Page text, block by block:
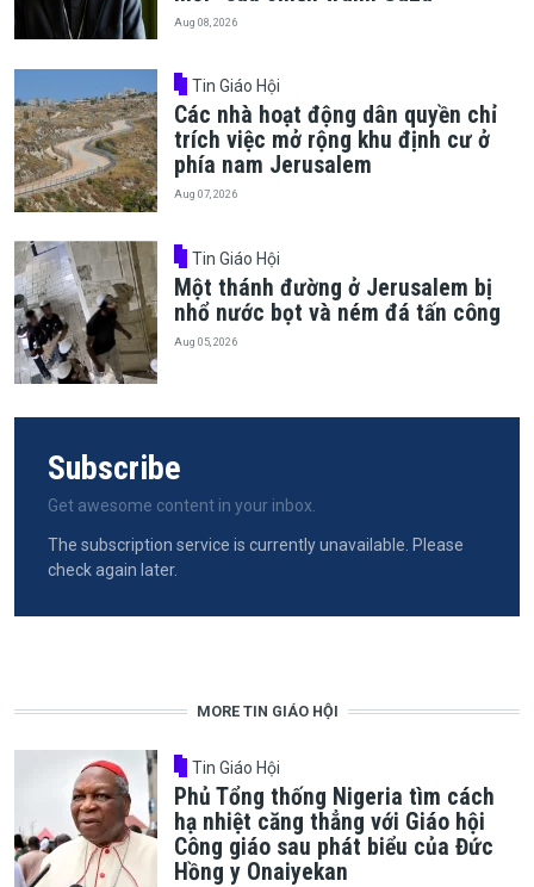
Aug 08, 2026
Tin Giáo Hội
Các nhà hoạt động dân quyền chỉ
trích việc mở rộng khu định cư ở
phía nam Jerusalem
Aug 07, 2026
Tin Giáo Hội
Một thánh đường ở Jerusalem bị
nhổ nước bọt và ném đá tấn công
Aug 05, 2026
Subscribe
Get awesome content in your inbox.
The subscription service is currently unavailable. Please
check again later.
MORE TIN GIÁO HỘI
Tin Giáo Hội
Phủ Tổng thống Nigeria tìm cách
hạ nhiệt căng thẳng với Giáo hội
Công giáo sau phát biểu của Đức
Hồng y Onaiyekan